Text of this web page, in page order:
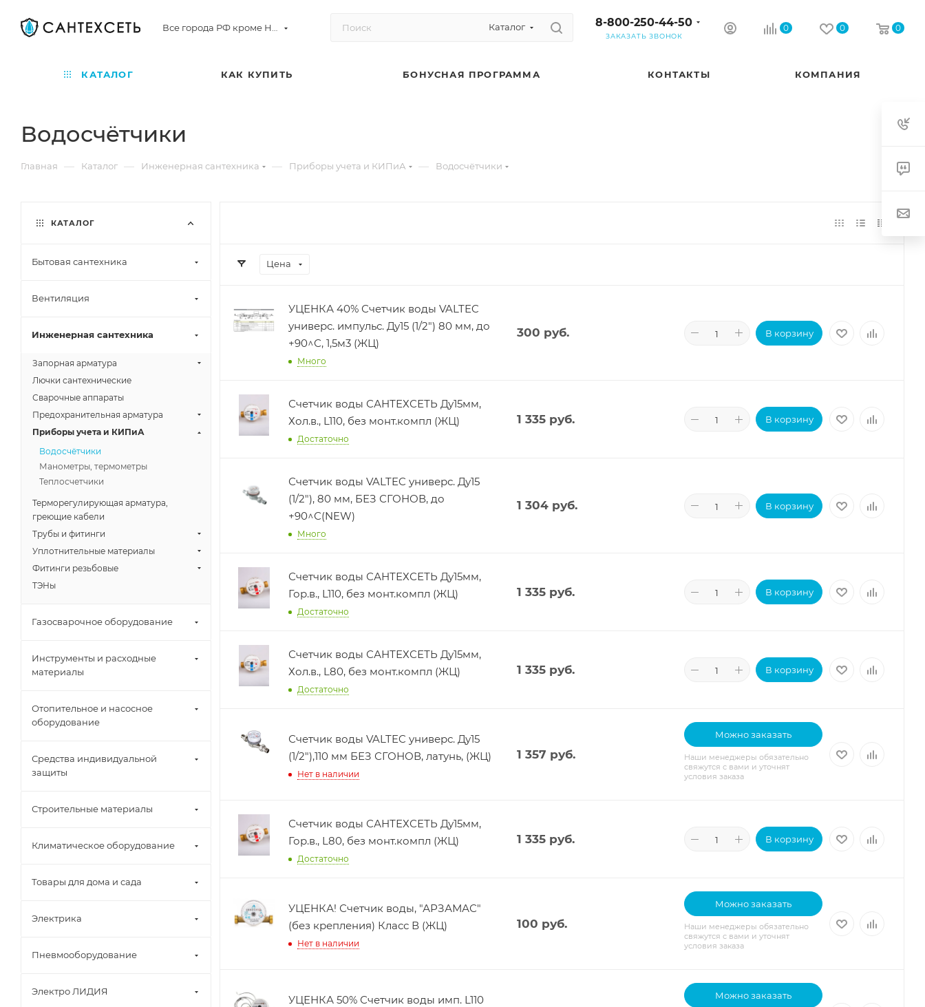
Каталог 8-800-250-44-50
ЗАКАЗАТЬ ЗВОНОК
0 0 0
КАТАЛОГ КАК КУПИТЬ БОНУСНАЯ ПРОГРАММА КОНТАКТЫ КОМПАНИЯ
Водосчётчики
Главная — Каталог — Инженерная сантехника — Приборы учета и КИПиА — Водосчётчики
Цена
УЦЕНКА 40% Счетчик воды VALTEC
универс. импульс. Ду15 (1/2") 80 мм, до
+90^С, 1,5м3 (ЖЦ)
Много
300 руб. В корзину
Счетчик воды САНТЕХСЕТЬ Ду15мм,
Хол.в., L110, без монт.компл (ЖЦ)
Достаточно
1 335руб. В корзину
Счетчик воды VALTEC универс. Ду15
(1/2"), 80 мм, БЕЗ СГОНОВ, до
+90^С(NEW)
Много
1 304руб. В корзину
Счетчик воды САНТЕХСЕТЬ Ду15мм,
Гор.в., L110, без монт.компл (ЖЦ)
Достаточно
1 335руб. В корзину
Счетчик воды САНТЕХСЕТЬ Ду15мм,
Хол.в., L80, без монт.компл (ЖЦ)
Достаточно
1 335руб. В корзину
Счетчик воды VALTEC универс. Ду15
(1/2"),110 мм БЕЗ СГОНОВ, латунь, (ЖЦ)
Нет в наличии
1 357 руб.
Можно заказать
Наши менеджеры обязательно
свяжутся с вами и уточнят
условия заказа
Счетчик воды САНТЕХСЕТЬ Ду15мм,
Гор.в., L80, без монт.компл (ЖЦ)
Достаточно
1 335руб. В корзину
УЦЕНКА! Счетчик воды, "АРЗАМАС"
(без крепления) Класс В (ЖЦ)
Нет в наличии
100 руб.
Можно заказать
Наши менеджеры обязательно
свяжутся с вами и уточнят
условия заказа
УЦЕНКА 50% Счетчик воды имп. L110
Можно заказать
КАТАЛОГ
Бытовая сантехника
Вентиляция
Инженерная сантехника
Запорная арматура
Лючки сантехнические
Сварочные аппараты
Предохранительная арматура
Приборы учета и КИПиА
Водосчётчики
Манометры, термометры
Теплосчетчики
Терморегулирующая арматура,
греющие кабели
Трубы и фитинги
Уплотнительные материалы
Фитинги резьбовые
ТЭНы
Газосварочное оборудование
Инструменты и расходные
материалы
Отопительное и насосное
оборудование
Средства индивидуальной
защиты
Строительные материалы
Климатическое оборудование
Товары для дома и сада
Электрика
Пневмооборудование
Электро ЛИДИЯ